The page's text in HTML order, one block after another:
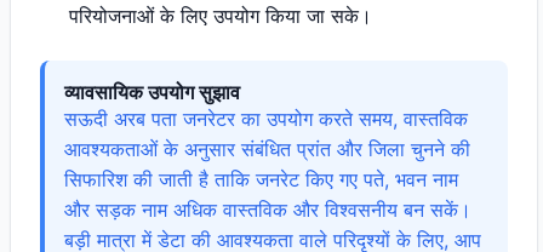
परियोजनाओं के लिए उपयोग किया जा सके।
व्यावसायिक उपयोग सुझाव
सऊदी अरब पता जनरेटर का उपयोग करते समय, वास्तविक
आवश्यकताओं के अनुसार संबंधित प्रांत और जिला चुनने की
सिफारिश की जाती है ताकि जनरेट किए गए पते, भवन नाम
और सड़क नाम अधिक वास्तविक और विश्वसनीय बन सकें।
बड़ी मात्रा में डेटा की आवश्यकता वाले परिदृश्यों के लिए, आप